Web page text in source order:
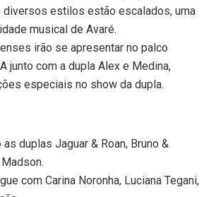
diversos estilos estão escalados, uma
musical de Avaré.
irão se apresentar no palco
junto com a dupla Alex e Medina,
especiais no show da dupla.
duplas Jaguar & Roan, Bruno &
com Carina Noronha, Luciana Tegani,